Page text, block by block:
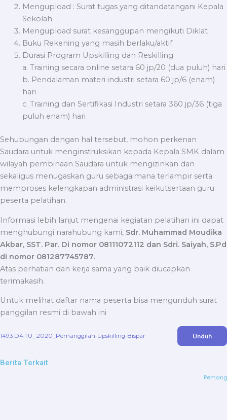
Mengupload : Surat tugas yang ditandatangani Kepala
Sekolah
Mengupload surat kesanggupan mengikuti Diklat
Buku Rekening yang masih berlaku/aktif
Durasi Program Upskilling dan Reskilling
a. Training secara online setara 60 jp/20 (dua puluh) hari
b. Pendalaman materi industri setara 60 jp/6 (enam)
hari
c. Training dan Sertifikasi Industri setara 360 jp/36 (tiga
puluh enam) hari
Sehubungan dengan hal tersebut, mohon perkenan
Saudara untuk menginstruksikan kepada Kepala SMK dalam
wilayah pembinaan Saudara untuk mengizinkan dan
sekaligus menugaskan guru sebagaimana terlampir serta
memproses kelengkapan administrasi keikutsertaan guru
peserta pelatihan.
Informasi lebih lanjut mengenai kegiatan pelatihan ini dapat
menghubungi narahubung kami, Sdr. Muhammad Moudika
Akbar, SST. Par. Di nomor 08111072112 dan Sdri. Saiyah, S.Pd
di nomor 081287745787.
Atas perhatian dan kerja sama yang baik diucapkan
terimakasih.
Untuk melihat daftar nama peserta bisa mengunduh surat
panggilan resmi di bawah ini
1493.D4.TU_.2020_Pemanggilan-Upskilling-Bispar Unduh
Berita Terkait